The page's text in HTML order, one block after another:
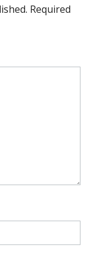
Required